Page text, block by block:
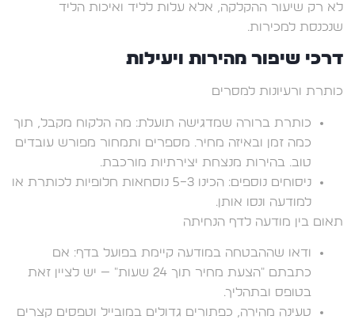
לא רק שיעור ההקלקה, אלא עלות לליד ואיכות הליד
שנכנסת למכירות.
דרכי שיפור מהירות ויעילות
כותרת ורעיונות למסרים
כותרת ברורה שמדגישה תועלת: מה הלקוח מקבל, תוך
כמה זמן ובאיזה מחיר. מספרים ותמחור מפורש עובדים
טוב. בהירות מנצחת יצירתיות מורכבת.
ניסוחים נוספים: הכינו 3–5 נוסחאות חלופיות לכותרת או
למודעה ונסו אותן.
תאום בין מודעה לדף הנחיתה
ודאו שההבטחה במודעה קיימת בפועל בדף: אם
כתבתם "הצעת מחיר תוך 24 שעות" — יש לציין זאת
בטופס ובתהליך.
טעינה מהירה, כפתורים גדולים במובייל וטפסים קצרים